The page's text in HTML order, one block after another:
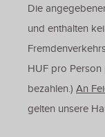
Die
und enthalten
HUF pro Person
bezahlen.) An
gelten unsere